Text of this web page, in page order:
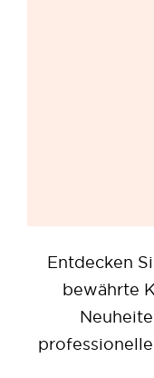
Entdecken
bewährte